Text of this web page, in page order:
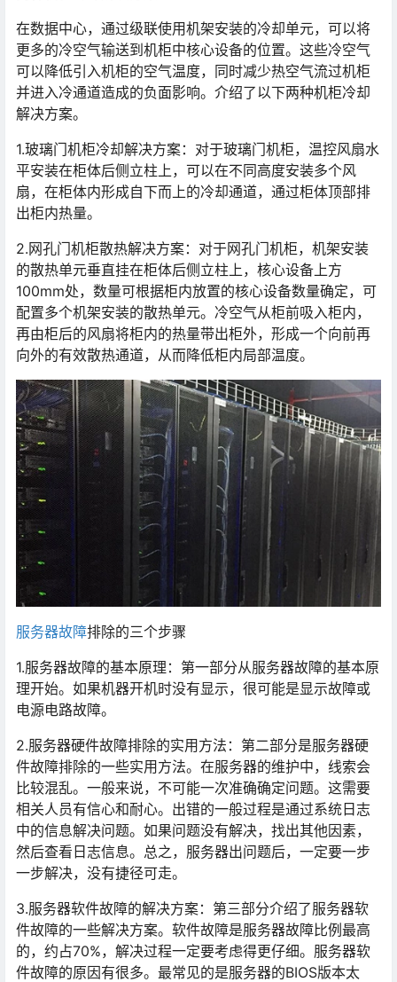
在数据中心，通过级联使用机架安装的冷却单元，可以将
更多的冷空气输送到机柜中核心设备的位置。这些冷空气
可以降低引入机柜的空气温度，同时减少热空气流过机柜
并进入冷通道造成的负面影响。介绍了以下两种机柜冷却
解决方案。
1.玻璃门机柜冷却解决方案：对于玻璃门机柜，温控风扇水
平安装在柜体后侧立柱上，可以在不同高度安装多个风
扇，在柜体内形成自下而上的冷却通道，通过柜体顶部排
出柜内热量。
2.网孔门机柜散热解决方案：对于网孔门机柜，机架安装
的散热单元垂直挂在柜体后侧立柱上，核心设备上方
100mm处，数量可根据柜内放置的核心设备数量确定，可
配置多个机架安装的散热单元。冷空气从柜前吸入柜内，
再由柜后的风扇将柜内的热量带出柜外，形成一个向前再
向外的有效散热通道，从而降低柜内局部温度。
服务器故障排除的三个步骤
1.服务器故障的基本原理：第一部分从服务器故障的基本原
理开始。如果机器开机时没有显示，很可能是显示故障或
电源电路故障。
2.服务器硬件故障排除的实用方法：第二部分是服务器硬
件故障排除的一些实用方法。在服务器的维护中，线索会
比较混乱。一般来说，不可能一次准确确定问题。这需要
相关人员有信心和耐心。出错的一般过程是通过系统日志
中的信息解决问题。如果问题没有解决，找出其他因素，
然后查看日志信息。总之，服务器出问题后，一定要一步
一步解决，没有捷径可走。
3.服务器软件故障的解决方案：第三部分介绍了服务器软
件故障的一些解决方案。软件故障是服务器故障比例最高
的，约占70%，解决过程一定要考虑得更仔细。服务器软
件故障的原因有很多。最常见的是服务器的BIOS版本太